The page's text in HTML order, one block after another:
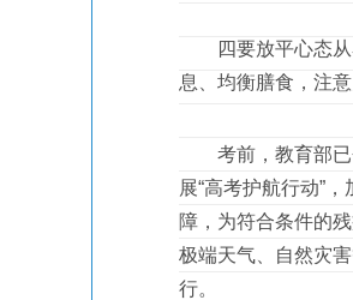
四要放平心态从
息、均衡膳食，注
考前，教育部已
展“高考护航行动”
障，为符合条件的
极端天气、自然灾
行。